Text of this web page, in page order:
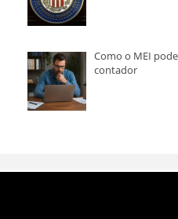
Como o MEI
contador